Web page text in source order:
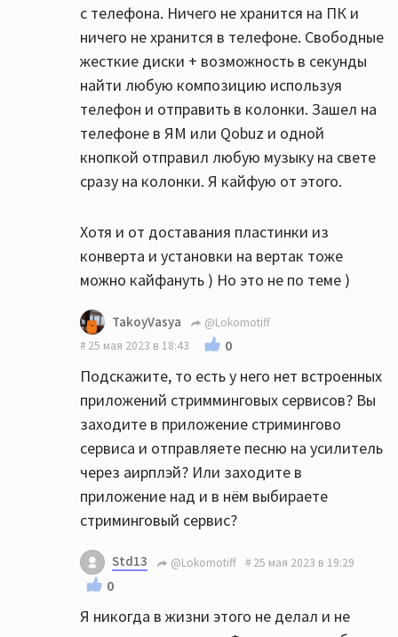
с телефона. Ничего не хранится на ПК и
ничего не хранится в телефоне. Свободные
жесткие диски + возможность в секунды
найти любую композицию используя
телефон и отправить в колонки. Зашел на
телефоне в ЯМ или Qobuz и одной
кнопкой отправил любую музыку на свете
сразу на колонки. Я кайфую от этого.
Хотя и от доставания пластинки из
конверта и установки на вертак тоже
можно кайфануть ) Но это не по теме )
TakoyVasya
@Lokomotiff
25 мая 2023 в 18:43
0
Подскажите, то есть у него нет встроенных
приложений стримминговых сервисов? Вы
заходите в приложение стримингово
сервиса и отправляете песню на усилитель
через аирплэй? Или заходите в
приложение над и в нём выбираете
стриминговый сервис?
Std13 @Lokomotiff 25 мая 2023 в 19:29
0
Я никогда в жизни этого не делал и не